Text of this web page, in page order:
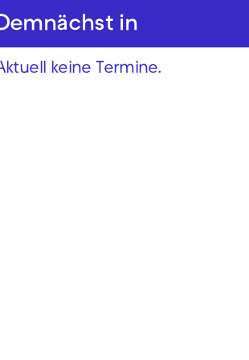
in
keine Termine.